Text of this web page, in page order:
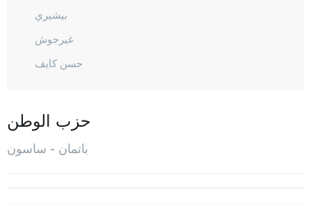
بيشيري
غيرجوش
حسن كايف
كايا بينار
ساسون
حزب الوطن
باتمان - ساسون